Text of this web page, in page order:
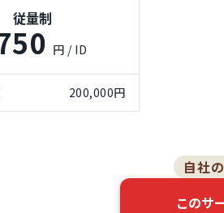
従量制
円 / ID
200,000円
自社
このサ